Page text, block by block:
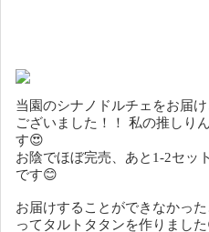
当園のシナノドルチェをお届
ございました！！ 私の推しり
す😍
お陰でほぼ完売、あと1-2セッ
です😊
お届けすることができなかっ
ってタルトタタンを作りまし